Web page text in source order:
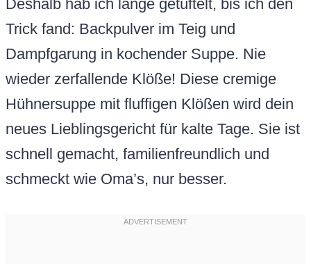
Deshalb hab ich lange getüftelt, bis ich den
Trick fand: Backpulver im Teig und
Dampfgarung in kochender Suppe. Nie
wieder zerfallende Klöße! Diese cremige
Hühnersuppe mit fluffigen Klößen wird dein
neues Lieblingsgericht für kalte Tage. Sie ist
schnell gemacht, familienfreundlich und
schmeckt wie Oma’s, nur besser.